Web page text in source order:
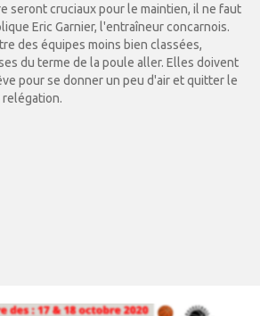
seront cruciaux pour le maintien, il ne faut
Eric Garnier, l'entraîneur concarnois.
des équipes moins bien classées,
du terme de la poule aller. Elles doivent
pour se donner un peu d'air et quitter le
relégation.